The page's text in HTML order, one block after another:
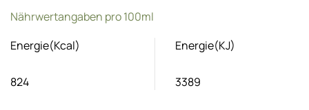
Nährwertangaben pro 100ml
Energie(Kcal)
824
Energie(KJ)
3389